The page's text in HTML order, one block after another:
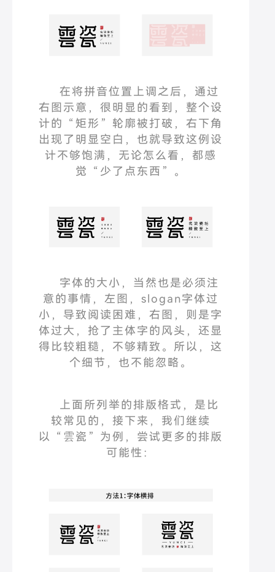
在将拼音位置上调之后，通过
右图示意，很明显的看到，整个设
计的 “矩形 ” 轮廓被打破，右下角
出现了明显空白，也就导致这例设
计不够饱满，无论怎么看，都感
觉 “ 少了点东西 ” 。
字体的大小，当然也是必须注
意的事情，左图， slogan字体过
小，导致阅读困难，右图，则是字
体过大，抢了主体字的风头，还显
得比较粗糙，不够精致。 所以，这
个细节，也不能忽略。
上面所列举的排版格式，是比
较常见的，接下来，我们继续
以 “ 雲瓷 ” 为例，尝试更多的排版
可能性：